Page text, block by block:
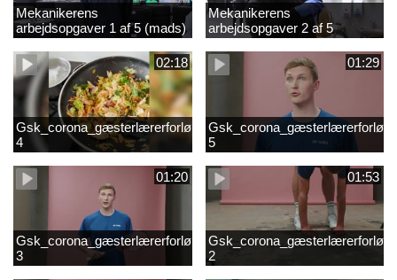
Mekanikerens
arbejdsopgaver 1 af 5 (mads)
Mekanikerens
arbejdsopgaver 2 af 5
(magnus)
02:18
Gsk_corona_gæsterlærerforløb_Axelsen_del
4
01:29
5
01:20
Gsk_corona_gæsterlærerforløb_Axelsen_del
3
01:53
2